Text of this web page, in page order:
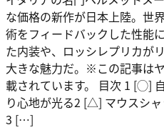
な価格の新作が日本上陸。世
術をフィードバックした性能
た内装や、ロッシレプリカが
大きな魅力だ。※この記事は
載されています。 目次 1 [◯]
り心地が光る2 [△] マウスシ
3 […]